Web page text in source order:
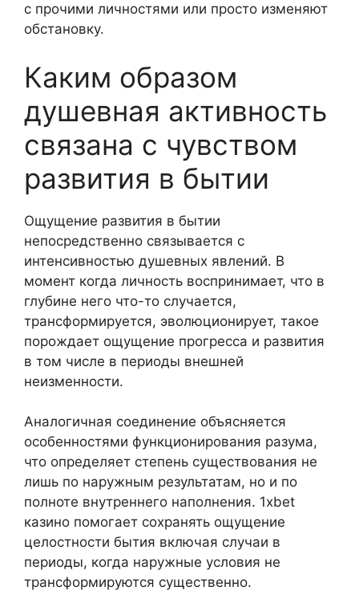
с прочими личностями или просто изменяют
обстановку.
Каким образом
душевная активность
связана с чувством
развития в бытии
Ощущение развития в бытии
непосредственно связывается с
интенсивностью душевных явлений. В
момент когда личность воспринимает, что в
глубине него что-то случается,
трансформируется, эволюционирует, такое
порождает ощущение прогресса и развития
в том числе в периоды внешней
неизменности.
Аналогичная соединение объясняется
особенностями функционирования разума,
что определяет степень существования не
лишь по наружным результатам, но и по
полноте внутреннего наполнения. 1xbet
казино помогает сохранять ощущение
целостности бытия включая случаи в
периоды, когда наружные условия не
трансформируются существенно.